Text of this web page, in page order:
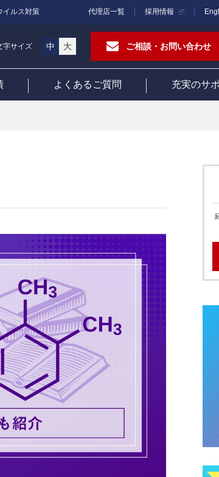
イルス対策 代理店一覧 採用情報
字サイズ 中 大 ご相談・お問い合わせ
よくあるご質問 充実のサ